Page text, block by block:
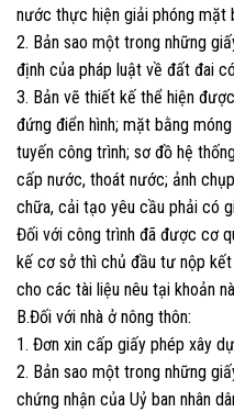
nước thực hiện giải phóng mặt
2. Bản sao một trong những
định của pháp luật về đất đai
3. Bản vẽ thiết kế thể hiện
đứng điển hình; mặt bằng
tuyến công trình; sơ đồ hệ
cấp nước, thoát nước; ảnh
chữa, cải tạo yêu cầu phải có
Đối với công trình đã được cơ
kế cơ sở thì chủ đầu tư nộp
cho các tài liệu nêu tại khoản
B.Đối với nhà ở nông thôn:
1. Đơn xin cấp giấy phép xây
2. Bản sao một trong những
chứng nhận của Uỷ ban nhân